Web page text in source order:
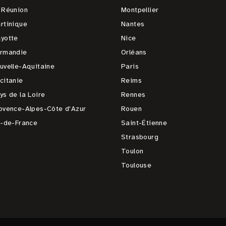
Aquitaine
de la Loire
Alpes-Côte d'Azur
de-France
Montpellier
Nantes
Nice
Orléans
Paris
Reims
Rennes
Rouen
Saint-Étienne
Strasbourg
Toulon
Toulouse